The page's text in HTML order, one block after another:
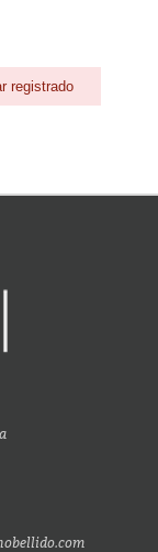
registrado